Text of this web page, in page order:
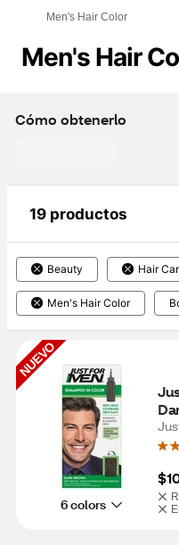
Men's Hair Color
Men's Hair
Cómo obtenerlo
19 productos
Beauty Hair
Men's Hair Color
NUEVO
6 colors